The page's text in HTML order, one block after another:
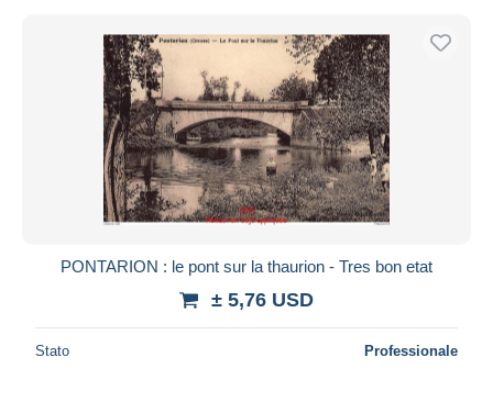
PONTARION : le pont sur la thaurion - Tres bon etat
± 5,76 USD
Stato Professionale